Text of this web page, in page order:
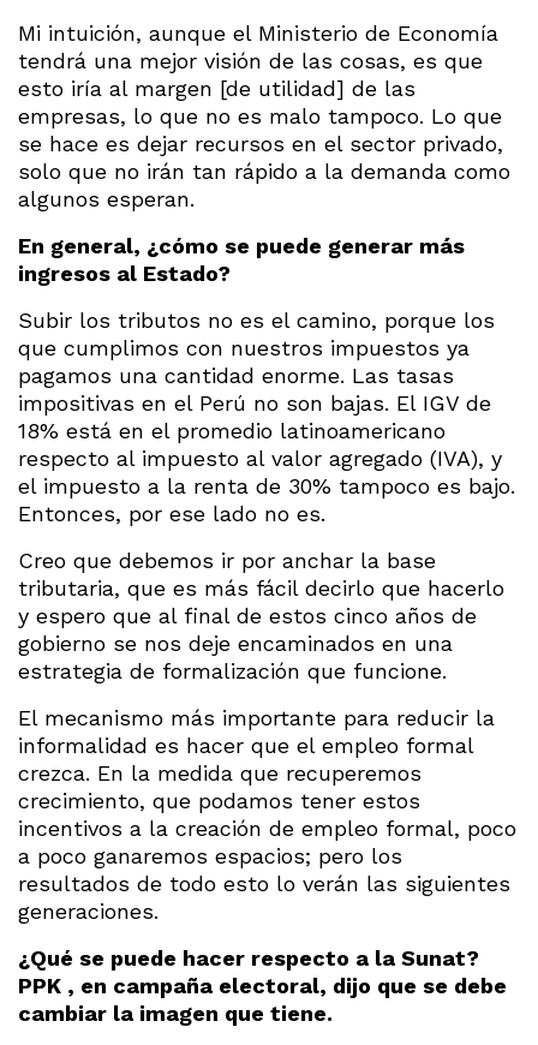
Mi intuición, aunque el Ministerio de Economía
tendrá una mejor visión de las cosas, es que
esto iría al margen [de utilidad] de las
empresas, lo que no es malo tampoco. Lo que
se hace es dejar recursos en el sector privado,
solo que no irán tan rápido a la demanda como
algunos esperan.
En general, ¿cómo se puede generar más
ingresos al Estado?
Subir los tributos no es el camino, porque los
que cumplimos con nuestros impuestos ya
pagamos una cantidad enorme. Las tasas
impositivas en el Perú no son bajas. El IGV de
18% está en el promedio latinoamericano
respecto al impuesto al valor agregado (IVA), y
el impuesto a la renta de 30% tampoco es bajo.
Entonces, por ese lado no es.
Creo que debemos ir por anchar la base
tributaria, que es más fácil decirlo que hacerlo
y espero que al final de estos cinco años de
gobierno se nos deje encaminados en una
estrategia de formalización que funcione.
El mecanismo más importante para reducir la
informalidad es hacer que el empleo formal
crezca. En la medida que recuperemos
crecimiento, que podamos tener estos
incentivos a la creación de empleo formal, poco
a poco ganaremos espacios; pero los
resultados de todo esto lo verán las siguientes
generaciones.
¿Qué se puede hacer respecto a la Sunat?
PPK , en campaña electoral, dijo que se debe
cambiar la imagen que tiene.